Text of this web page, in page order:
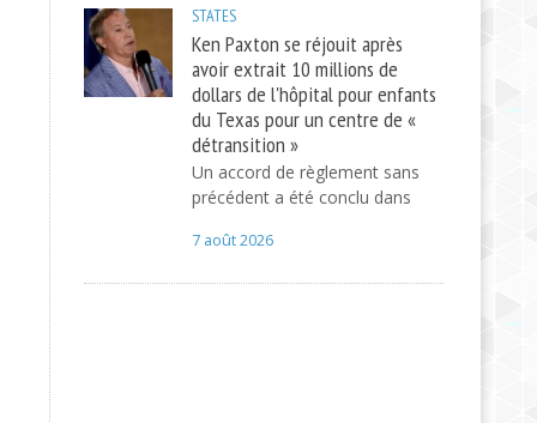
STATES
Ken Paxton se réjouit après
avoir extrait 10 millions de
dollars de l'hôpital pour enfants
du Texas pour un centre de «
détransition »
Un accord de règlement sans
précédent a été conclu dans
7 août 2026